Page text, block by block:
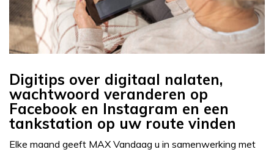
Digitips over digitaal nalaten,
wachtwoord veranderen op
Facebook en Instagram en een
tankstation op uw route vinden
Elke maand geeft MAX Vandaag u in samenwerking met